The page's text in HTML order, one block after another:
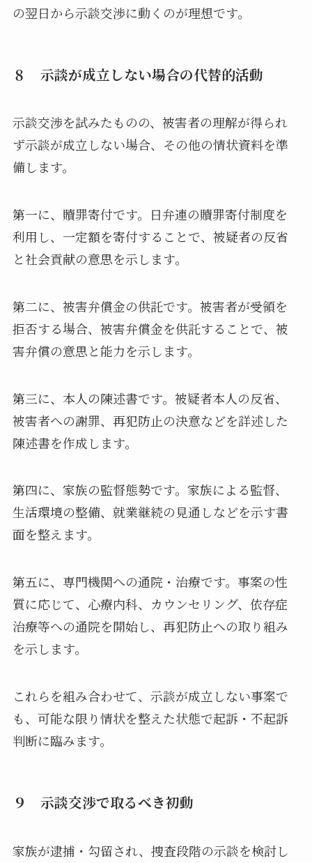
の翌日から示談交渉に動くのが理想です。
８ 示談が成立しない場合の代替的活動
示談交渉を試みたものの、被害者の理解が得られ
ず示談が成立しない場合、その他の情状資料を準
備します。
第一に、贖罪寄付です。日弁連の贖罪寄付制度を
利用し、一定額を寄付することで、被疑者の反省
と社会貢献の意思を示します。
第二に、被害弁償金の供託です。被害者が受領を
拒否する場合、被害弁償金を供託することで、被
害弁償の意思と能力を示します。
第三に、本人の陳述書です。被疑者本人の反省、
被害者への謝罪、再犯防止の決意などを詳述した
陳述書を作成します。
第四に、家族の監督態勢です。家族による監督、
生活環境の整備、就業継続の見通しなどを示す書
面を整えます。
第五に、専門機関への通院・治療です。事案の性
質に応じて、心療内科、カウンセリング、依存症
治療等への通院を開始し、再犯防止への取り組み
を示します。
これらを組み合わせて、示談が成立しない事案で
も、可能な限り情状を整えた状態で起訴・不起訴
判断に臨みます。
９ 示談交渉で取るべき初動
家族が逮捕・勾留され、捜査段階の示談を検討し